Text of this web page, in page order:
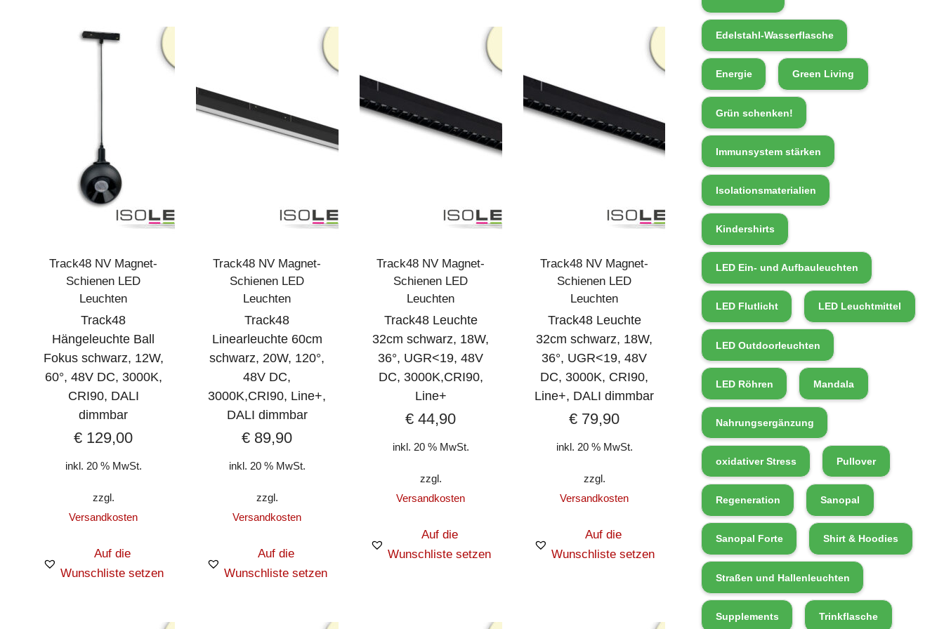
Track48 NV Magnet-
Schienen LED
Leuchten
Track48
Hängeleuchte Ball
Fokus schwarz, 12W,
60°, 48V DC, 3000K,
CRI90, DALI
dimmbar
€ 129,00
inkl. 20 % MwSt.
zzgl.
Versandkosten
Auf die
Wunschliste setzen
Track48 NV Magnet-
Schienen LED
Leuchten
Track48
Linearleuchte 60cm
schwarz, 20W, 120°,
48V DC,
3000K,CRI90, Line+,
DALI dimmbar
€ 89,90
inkl. 20 % MwSt.
zzgl.
Versandkosten
Auf die
Wunschliste setzen
Track48 NV Magnet-
Schienen LED
Leuchten
Track48 Leuchte
32cm schwarz, 18W,
36°, UGR<19, 48V
DC, 3000K,CRI90,
Line+
€ 44,90
inkl. 20 % MwSt.
zzgl.
Versandkosten
Auf die
Wunschliste setzen
Track48 NV Magnet-
Schienen LED
Leuchten
Track48 Leuchte
32cm schwarz, 18W,
36°, UGR<19, 48V
DC, 3000K, CRI90,
Line+, DALI dimmbar
€ 79,90
inkl. 20 % MwSt.
zzgl.
Versandkosten
Auf die
Wunschliste setzen
Edelstahl-Wasserflasche
Energie Green Living
Grün schenken!
Immunsystem stärken
Isolationsmaterialien
Kindershirts
LED Ein- und Aufbauleuchten
LED Flutlicht LED Leuchtmittel
LED Outdoorleuchten
LED Röhren Mandala
Nahrungsergänzung
oxidativer Stress Pullover
Regeneration Sanopal
Sanopal Forte Shirt & Hoodies
Straßen und Hallenleuchten
Supplements Trinkflasche